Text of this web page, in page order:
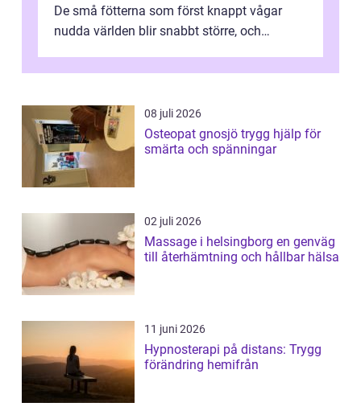
De små fötterna som först knappt vågar
nudda världen blir snabbt större, och
08 juli 2026
Osteopat gnosjö trygg hjälp för
smärta och spänningar
02 juli 2026
Massage i helsingborg en genväg
till återhämtning och hållbar hälsa
11 juni 2026
Hypnosterapi på distans: Trygg
förändring hemifrån